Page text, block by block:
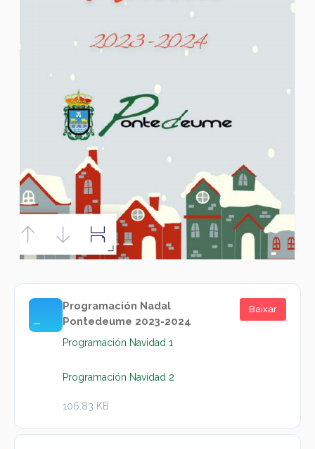
Programación Nadal
Pontedeume 2023-2024
Programación Navidad 1
Programación Navidad 2
106.83 KB
Baixar